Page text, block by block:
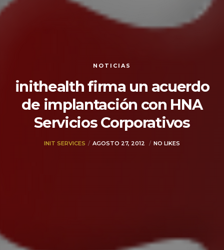
NOTICIAS
inithealth firma un acuerdo
de implantación con HNA
Servicios Corporativos
INIT SERVICES AGOSTO 27, 2012 NO LIKES